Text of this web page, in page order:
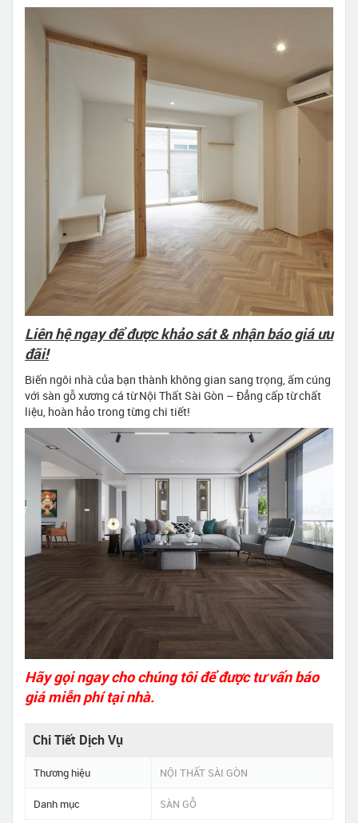
Liên hệ ngay để được khảo sát & nhận báo giá ưu
đãi!
Biến ngôi nhà của bạn thành không gian sang trọng, ấm cúng
với sàn gỗ xương cá từ Nội Thất Sài Gòn – Đẳng cấp từ chất
liệu, hoàn hảo trong từng chi tiết!
Hãy gọi ngay cho chúng tôi để được tư vấn báo
giá miễn phí tại nhà.
Chi Tiết Dịch Vụ
Thương hiệu NỘI THẤT SÀI GÒN
Danh mục SÀN GỖ